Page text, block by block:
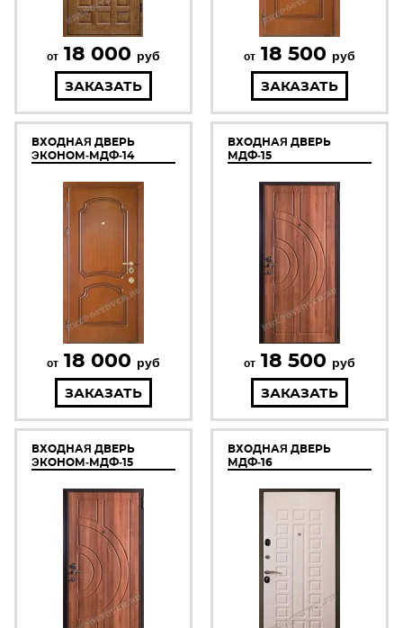
от 18 000 руб
ЗАКАЗАТЬ
от 18 500 руб
ЗАКАЗАТЬ
ВХОДНАЯ ДВЕРЬ
ЭКОНОМ-МДФ-14
от 18 000 руб
ЗАКАЗАТЬ
ВХОДНАЯ ДВЕРЬ
МДФ-15
от 18 500 руб
ЗАКАЗАТЬ
ВХОДНАЯ ДВЕРЬ
ЭКОНОМ-МДФ-15
ВХОДНАЯ ДВЕРЬ
МДФ-16